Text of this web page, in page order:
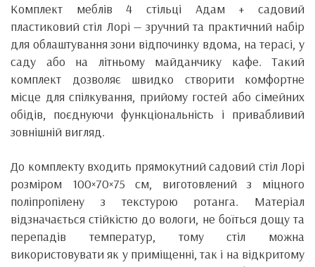
Комплект меблів 4 стільці Адам + садовий
пластиковий стіл Лорі — зручний та практичний набір
для облаштування зони відпочинку вдома, на терасі, у
саду або на літньому майданчику кафе. Такий
комплект дозволяє швидко створити комфортне
місце для спілкування, прийому гостей або сімейних
обідів, поєднуючи функціональність і привабливий
зовнішній вигляд.
До комплекту входить прямокутний садовий стіл Лорі
розміром 100×70×75 см, виготовлений з міцного
поліпропілену з текстурою ротанга. Матеріал
відзначається стійкістю до вологи, не боїться дощу та
перепадів температур, тому стіл можна
використовувати як у приміщенні, так і на відкритому